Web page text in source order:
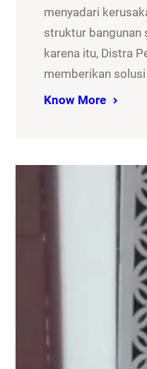
menyadari
struktur bangunan
karena itu, Distra
memberikan
Know More